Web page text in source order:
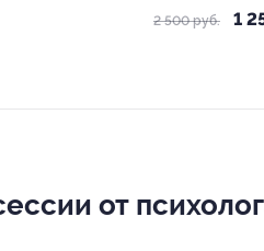
2 500 руб. 1
от